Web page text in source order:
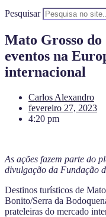
Pesquisar
Mato Grosso
eventos na
internacional
Carlos Alexandro
fevereiro 27, 2023
4:20 pm
As ações fazem parte do
divulgação da Fundação
Destinos turísticos de
Bonito/Serra da
prateleiras do mercado